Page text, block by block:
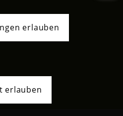
erlauben
erlauben